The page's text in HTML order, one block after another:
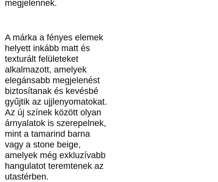
megjelennek.
A márka a fényes elemek
helyett inkább matt és
texturált felületeket
alkalmazott, amelyek
elegánsabb megjelenést
biztosítanak és kevésbé
gyűjtik az ujjlenyomatokat.
Az új színek között olyan
árnyalatok is szerepelnek,
mint a tamarind barna
vagy a stone beige,
amelyek még exkluzívabb
hangulatot teremtenek az
utastérben.